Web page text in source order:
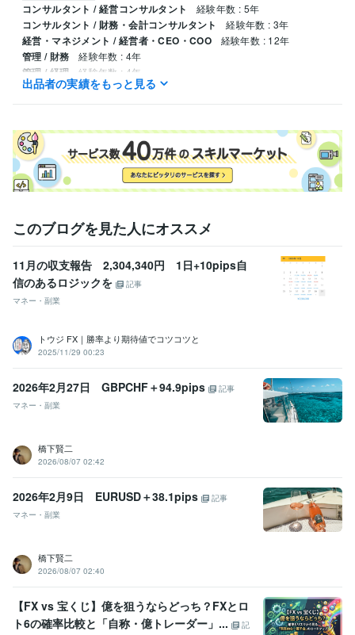
コンサルタント / 経営コンサルタント 経験年数 : 5年
コンサルタント / 財務・会計コンサルタント 経験年数 : 3年
経営・マネジメント / 経営者・CEO・COO 経験年数 : 12年
管理 / 財務 経験年数 : 4年
管理 / 経理 経験年数 : 4年
トレード上達の教科書 初心者から達人への9つのステップ「Deep Tra
ding」 トレード特別講義「トレード戦略を先出しするための方法」
トレード特別講義「超地味だが重要なトレードの資金管理」 トレー
「新NISAで年利35％FIREを目指して」
トレード改善の教科書
からの最高の生き方
トレードマイスター
資格・検定
証券アナリスト 取得年 : 2014年
トレード業界
学歴
山形大学 1993年3月 ~ 1997年3月
出品者の実績をもっと見る
このブログを見た人にオススメ
11月の収支報告 2,304,340円 1日+10pips自
信のあるロジックを
記事
マネー・副業
トウジ FX｜勝率より期待値でコツコツと
2025/11/29 00:23
2026年2月27日 GBPCHF＋94.9pips
記事
マネー・副業
橋下賢二
2026/08/07 02:42
2026年2月9日 EURUSD＋38.1pips
記事
マネー・副業
橋下賢二
2026/08/07 02:40
【FX vs 宝くじ】億を狙うならどっち？FXとロ
ト6の確率比較と「自称・億トレーダー」...
記